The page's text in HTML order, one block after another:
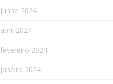
junho 2024
abril 2024
fevereiro 2024
janeiro 2024